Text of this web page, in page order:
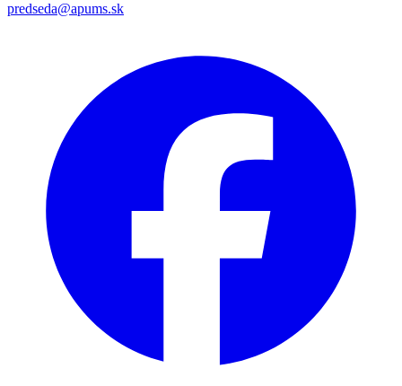
predseda@apums.sk